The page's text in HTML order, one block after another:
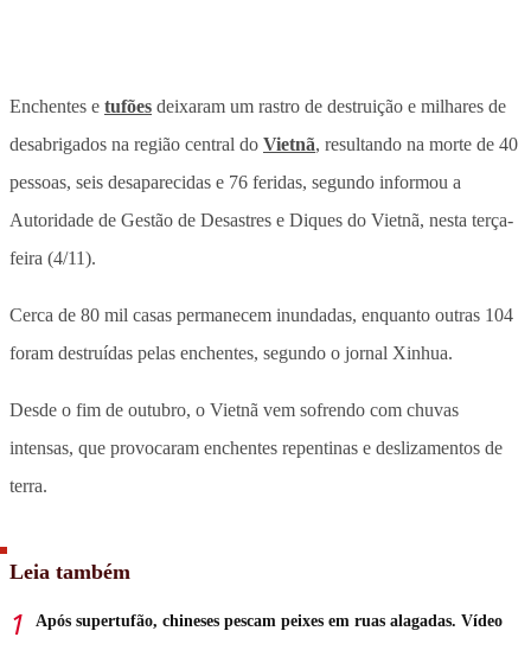
Enchentes e tufões deixaram um rastro de destruição e milhares de
desabrigados na região central do Vietnã, resultando na morte de 40
pessoas, seis desaparecidas e 76 feridas, segundo informou a
Autoridade de Gestão de Desastres e Diques do Vietnã, nesta terça-
feira (4/11).
Cerca de 80 mil casas permanecem inundadas, enquanto outras 104
foram destruídas pelas enchentes, segundo o jornal Xinhua.
Desde o fim de outubro, o Vietnã vem sofrendo com chuvas
intensas, que provocaram enchentes repentinas e deslizamentos de
terra.
Leia também
Após supertufão, chineses pescam peixes em ruas alagadas. Vídeo